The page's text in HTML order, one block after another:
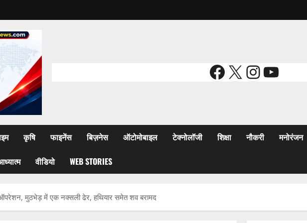
Facebook
X Instagram
YouTube
कृषि फाइनेंस बिज़नेस ऑटोमोबाइल टेक्नोलॉजी शिक्षा नौकरी मनोरंजन
वीडियो WEB STORIES
मुठभेड़ में एक नक्सली ढेर, हथियार समेत शव बरामद